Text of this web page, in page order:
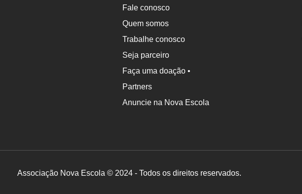
Fale conosco
Quem somos
Trabalhe conosco
Seja parceiro
Faça uma doação •
Partners
Anuncie na Nova Escola
Associação Nova Escola © 2024 - Todos os direitos reservados.